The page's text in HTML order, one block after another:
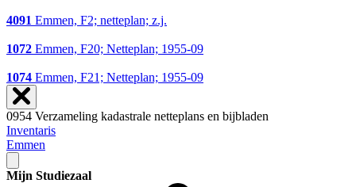
4091 Emmen, F2; netteplan; z.j.
1072 Emmen, F20; Netteplan; 1955-09
1074 Emmen, F21; Netteplan; 1955-09
0954 Verzameling kadastrale netteplans en bijbladen
Inventaris
Emmen
Mijn Studiezaal